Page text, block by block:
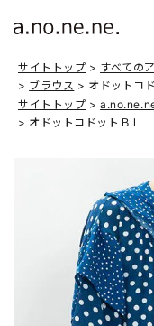
サイトトップ すべての
ブラウス
オドットコ
サイトトップ
オドットコドットＢＬ